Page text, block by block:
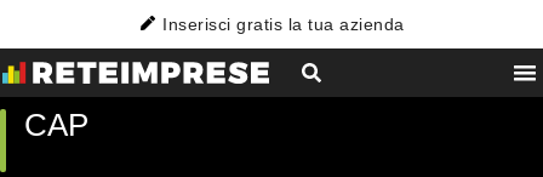
Inserisci gratis la tua azienda
CAP